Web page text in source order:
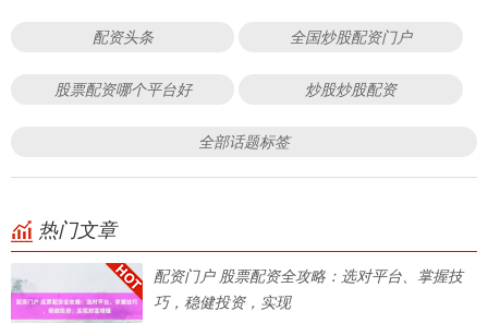
配资头条 全国炒股配资门户
股票配资哪个平台好 炒股炒股配资
全部话题标签
热门文章
配资门户 股票配资全攻略：选对平台、掌握技
巧，稳健投资，实现